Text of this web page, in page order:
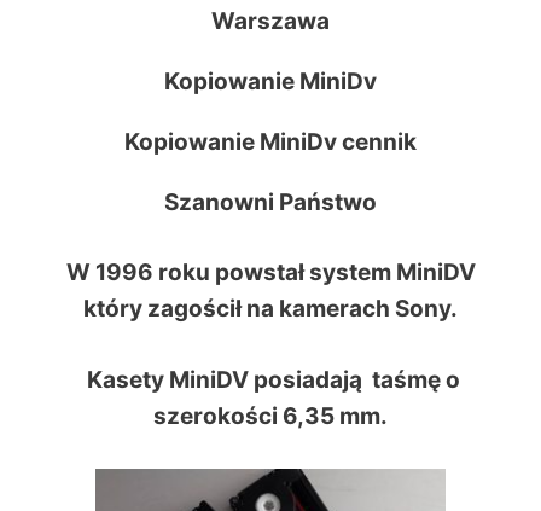
Warszawa
Kopiowanie MiniDv
Kopiowanie MiniDv cennik
Szanowni Państwo
W 1996 roku powstał system MiniDV
który zagościł na kamerach Sony.
Kasety MiniDV posiadają taśmę o
szerokości 6,35 mm.